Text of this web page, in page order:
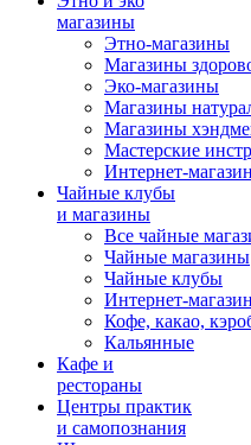
магазины
Этно-магазины
Магазины
Эко-магазины
Магазины
Магазины
Мастерские
Интернет-
Чайные клубы
и магазины
Все чайные
Чайные магазины
Чайные клубы
Интернет-
Кофе, какао,
Кальянные
Кафе и
рестораны
Центры практик
и самопознания